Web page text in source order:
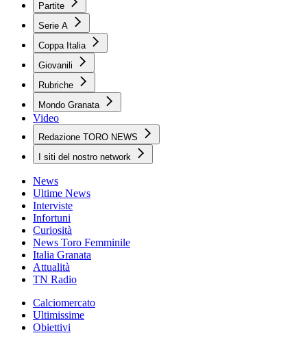
Partite
Serie A
Coppa Italia
Giovanili
Rubriche
Mondo Granata
Video
Redazione TORO NEWS
I siti del nostro network
News
Ultime News
Interviste
Infortuni
Curiosità
News Toro Femminile
Italia Granata
Attualità
TN Radio
Calciomercato
Ultimissime
Obiettivi